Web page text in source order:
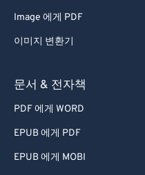
Image 에게 PDF
이미지 변환기
문서 & 전자책
PDF 에게 WORD
EPUB 에게 PDF
EPUB 에게 MOBI